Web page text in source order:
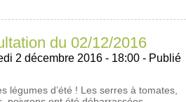
du 02/12/2016
2 décembre 2016 - 18:00 - Publié
légumes d’été ! Les serres à tomates,